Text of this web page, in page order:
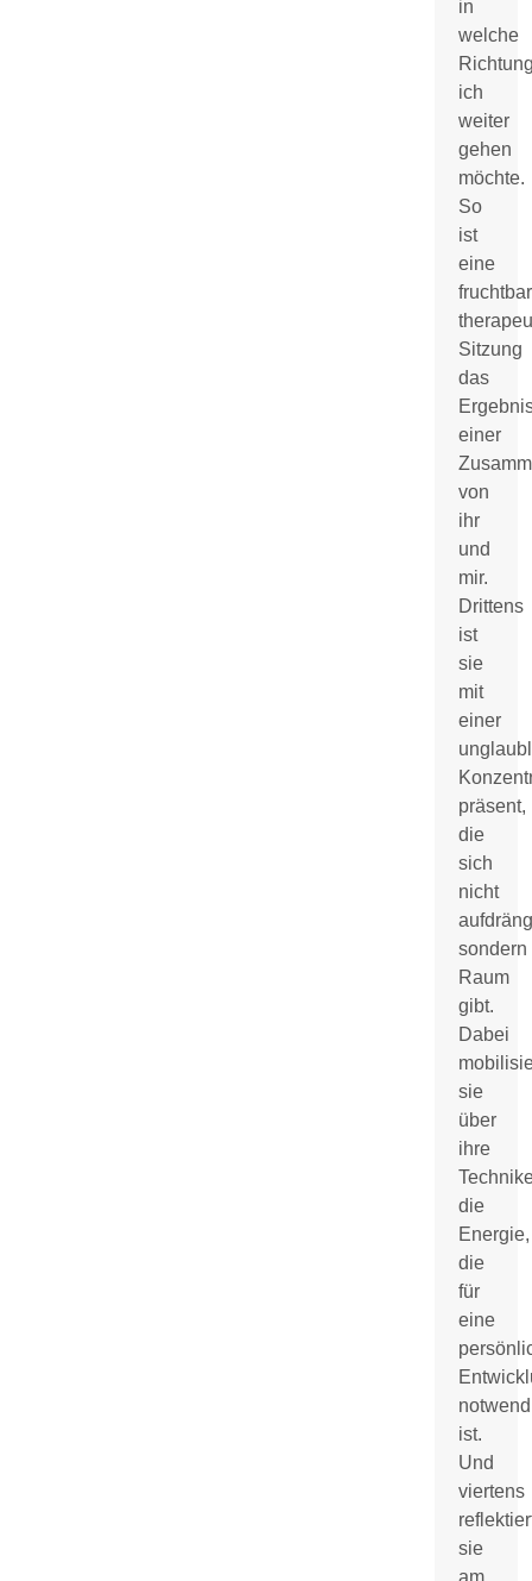
in
welche
ich
weiter
gehen
möchte.
So
ist
eine
Sitzung
das
einer
von
ihr
und
mir.
Drittens
ist
sie
mit
einer
präsent,
die
sich
nicht
sondern
Raum
gibt.
Dabei
sie
über
ihre
die
Energie,
die
für
eine
ist.
Und
viertens
sie
am